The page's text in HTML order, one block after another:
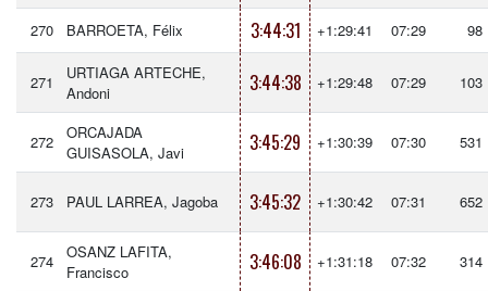
270 BARROETA, Félix 3:44:31 +1:29:41 07:29 98
271
URTIAGA ARTECHE,
Andoni
3:44:38 +1:29:48 07:29 103
272
ORCAJADA
GUISASOLA, Javi
3:45:29 +1:30:39 07:30 531
273 PAUL LARREA, Jagoba 3:45:32 +1:30:42 07:31 652
274
OSANZ LAFITA,
Francisco
3:46:08 +1:31:18 07:32 314